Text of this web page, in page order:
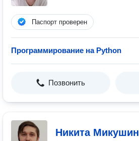
Паспорт проверен
Программирование на Python
Позвонить
Никита Микушин